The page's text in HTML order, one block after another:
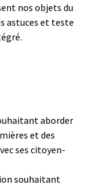
nos objets du
astuces et teste
aborder
et des
ses citoyen-
souhaitant